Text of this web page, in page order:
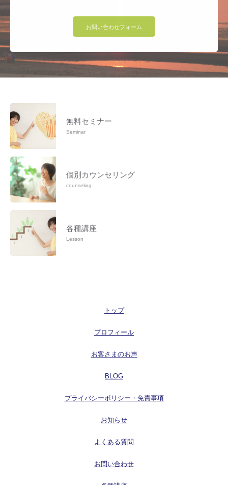
お問い合わせフォーム
無料セミナー
Seminar
個別カウンセリング
counseling
各種講座
Lesson
トップ
プロフィール
お客さまのお声
BLOG
プライバシーポリシー・免責事項
お知らせ
よくある質問
お問い合わせ